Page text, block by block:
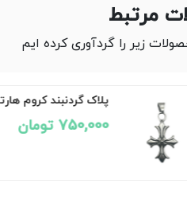
مرتبط
زیر را گردآوری کرده ایم
پلاک گردنبند کروم هارتز کد۳۰۸۵
750,000 تومان